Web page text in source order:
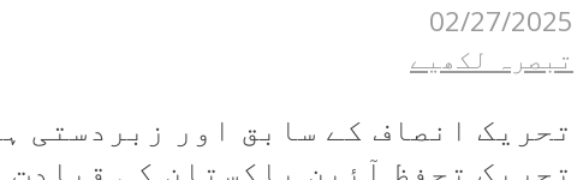
02/27/2025
تبصرہ لکھیے
تحریک انصاف کے سابق اور زبردستی
تحریک تحفظ آئین پاکستان کی